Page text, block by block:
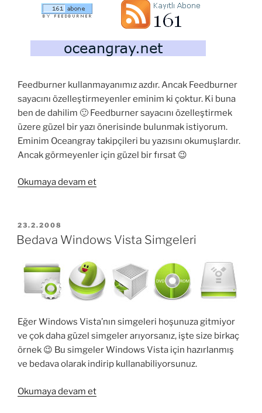
Feedburner kullanmayanımız azdır. Ancak Feedburner
sayacını özelleştirmeyenler eminim ki çoktur. Ki buna
ben de dahilim 🙂 Feedburner sayacını özelleştirmek
üzere güzel bir yazı önerisinde bulunmak istiyorum.
Eminim Oceangray takipçileri bu yazısını okumuşlardır.
Ancak görmeyenler için güzel bir fırsat 😉
Okumaya devam et“Feedburner
YAYIM
TARIHI
23.2.2008
Bedava Windows Vista Simgeleri
Eğer Windows Vista’nın simgeleri hoşunuza gitmiyor
ve çok daha güzel simgeler arıyorsanız, işte size birkaç
örnek 😉 Bu simgeler Windows Vista için hazırlanmış
ve bedava olarak indirip kullanabiliyorsunuz.
Okumaya devam et“Bedava